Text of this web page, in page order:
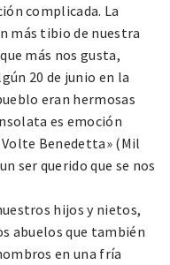
complicada. La
más tibio de nuestra
más nos gusta,
20 de junio en la
eran hermosas
es emoción
Benedetta» (Mil
ser querido que se nos
hijos y nietos,
abuelos que también
en una fría